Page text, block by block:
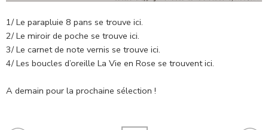
1/ Le parapluie 8 pans se trouve ici.
2/ Le miroir de poche se trouve ici.
3/ Le carnet de note vernis se trouve ici.
4/ Les boucles d’oreille La Vie en Rose se trouvent ici.
A demain pour la prochaine sélection !